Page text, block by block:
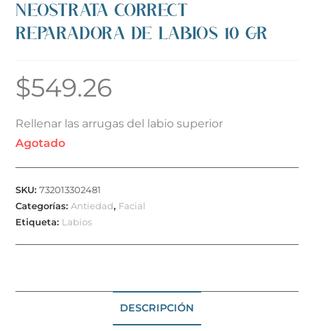
NEOSTRATA CORRECT
REPARADORA DE LABIOS 10 GR
$549.26
Rellenar las arrugas del labio superior
Agotado
SKU:732013302481
Categorías:Antiedad, Facial
Etiqueta: Labios
DESCRIPCIÓN